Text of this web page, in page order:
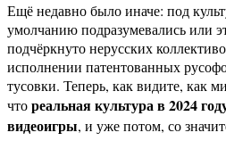
Ещё недавно было иначе: под
умолчанию подразумевались или
подчёркнуто нерусских
исполнении патентованных
тусовки. Теперь, как видите, как
чтореальная культура в 2024
видеоигры, и уже потом, со